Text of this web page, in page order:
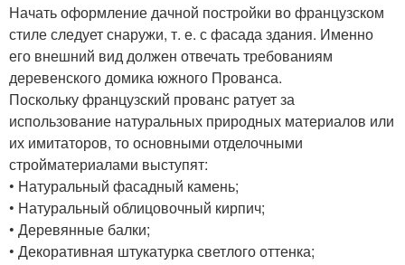
Начать оформление дачной постройки во французском
стиле следует снаружи, т. е. с фасада здания. Именно
его внешний вид должен отвечать требованиям
деревенского домика южного Прованса.
Поскольку французский прованс ратует за
использование натуральных природных материалов или
их имитаторов, то основными отделочными
стройматериалами выступят:
• Натуральный фасадный камень;
• Натуральный облицовочный кирпич;
• Деревянные балки;
• Декоративная штукатурка светлого оттенка;